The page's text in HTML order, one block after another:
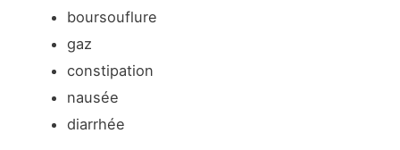
boursouflure
gaz
constipation
nausée
diarrhée